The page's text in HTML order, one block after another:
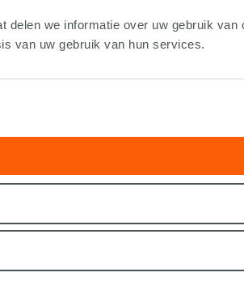
delen we informatie over uw gebruik
van uw gebruik van hun services.